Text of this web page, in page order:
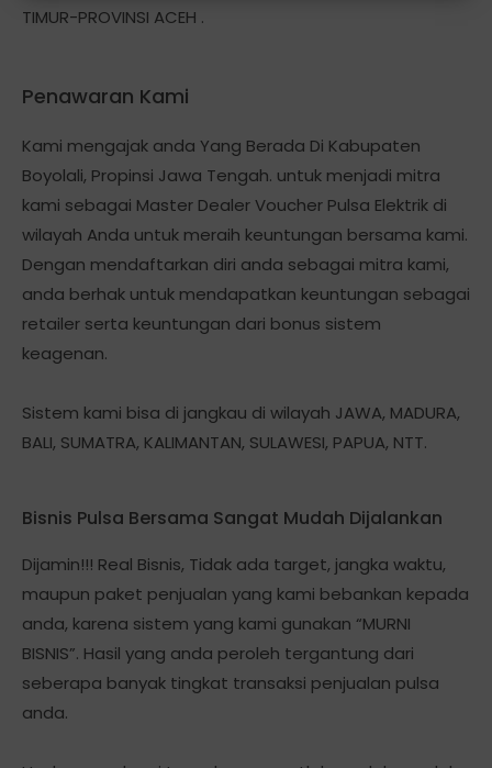
TIMUR-PROVINSI ACEH .
Penawaran Kami
Kami mengajak anda Yang Berada Di Kabupaten
Boyolali, Propinsi Jawa Tengah. untuk menjadi mitra
kami sebagai Master Dealer Voucher Pulsa Elektrik di
wilayah Anda untuk meraih keuntungan bersama kami.
Dengan mendaftarkan diri anda sebagai mitra kami,
anda berhak untuk mendapatkan keuntungan sebagai
retailer serta keuntungan dari bonus sistem
keagenan.
Sistem kami bisa di jangkau di wilayah JAWA, MADURA,
BALI, SUMATRA, KALIMANTAN, SULAWESI, PAPUA, NTT.
Bisnis Pulsa Bersama Sangat Mudah Dijalankan
Dijamin!!! Real Bisnis, Tidak ada target, jangka waktu,
maupun paket penjualan yang kami bebankan kepada
anda, karena sistem yang kami gunakan “MURNI
BISNIS”. Hasil yang anda peroleh tergantung dari
seberapa banyak tingkat transaksi penjualan pulsa
anda.